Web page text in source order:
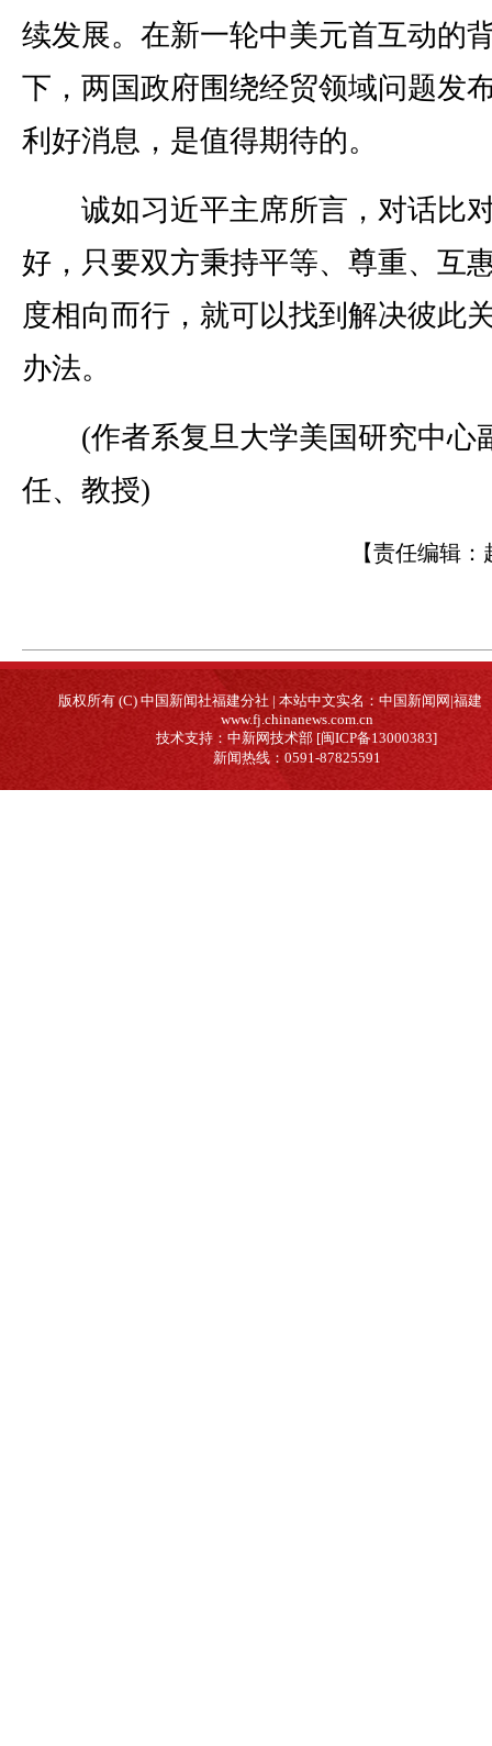
续发展。在新一轮中美元首互动的
下，两国政府围绕经贸领域问题发
利好消息，是值得期待的。
诚如习近平主席所言，对话比
好，只要双方秉持平等、尊重、互
度相向而行，就可以找到解决彼此
办法。
(作者系复旦大学美国研究中心
任、教授)
【责任编辑：
版权所有 (C) 中国新闻社福建分社 | 本站中文实名：中国新闻网|福建
www.fj.chinanews.com.cn
技术支持：中新网技术部 [闽ICP备13000383]
新闻热线：0591-87825591